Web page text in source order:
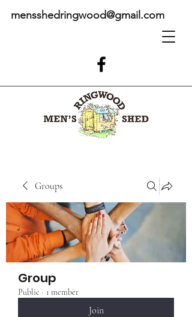
mensshedringwood@gmail.com
Groups
Group
Public · 1 member
Join